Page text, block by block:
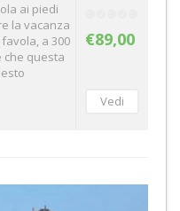
€89,00
ai piedi
la vacanza
a 300
che questa